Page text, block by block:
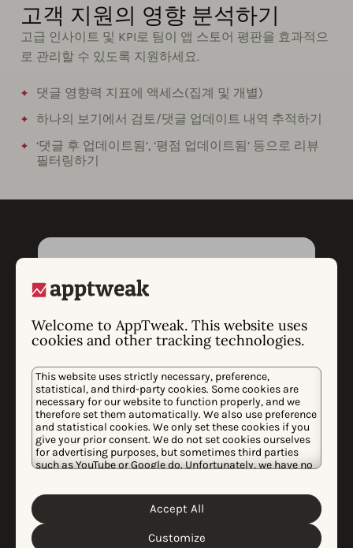
Welcome to AppTweak. This website uses
cookies and other tracking technologies.
This website uses strictly necessary, preference,
statistical, and third-party cookies. Some cookies are
necessary for our website to function properly, and we
therefore set them automatically. We also use preference
and statistical cookies. We only set these cookies if you
give your prior consent. We do not set cookies ourselves
for advertising purposes, but sometimes third parties
such as YouTube or Google do. Unfortunately, we have no
personal data and the different cookies we use, please
Cookie Policy&Privacy Policy
customize your cookie settings and preferences by
clicking the “Customize” button.
Customize
Accept All
고객 지원의 영향 분석하기
고급 인사이트 및 KPI로 팀이 앱 스토어 평판을 효과적으
로 관리할 수 있도록 지원하세요.
댓글 영향력 지표에 액세스(집계 및 개별)
하나의 보기에서 검토/댓글 업데이트 내역 추적하기
‘댓글 후 업데이트됨’, ‘평점 업데이트됨’ 등으로 리뷰
필터링하기
사례 연구
평점 및 리뷰를 활용해
SoundCloud가 CPI를
39% 줄인 방법